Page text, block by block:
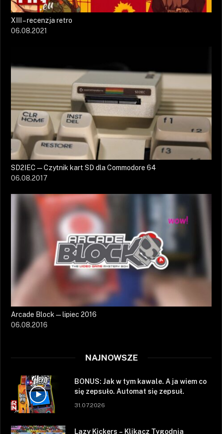
XIII – recenzja retro
06.08.2021
SD2IEC — Czytnik kart SD dla Commodore 64
06.08.2017
Arcade Block — lipiec 2016
06.08.2016
NAJNOWSZE
BONUS: Jak w tym kawale. A ja wiem co
się zepsuło. Automat się zepsuł.
31.07.2026
Lazy Kickers – Klikacz Tygodnia